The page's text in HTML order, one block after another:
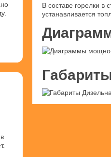
В составе горелки в
устанавливается